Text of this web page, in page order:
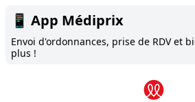
📱 App Médiprix
Envoi d'ordonnances, prise de RDV et
plus !